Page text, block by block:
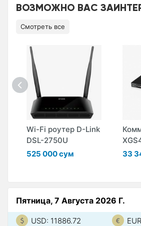
ВОЗМОЖНО ВАС
Смотреть все
Wi-Fi роутер D-Link
DSL-2750U
525 000 сум
33
Пятница, 7 Августа 2026 Г.
USD: 11886.72